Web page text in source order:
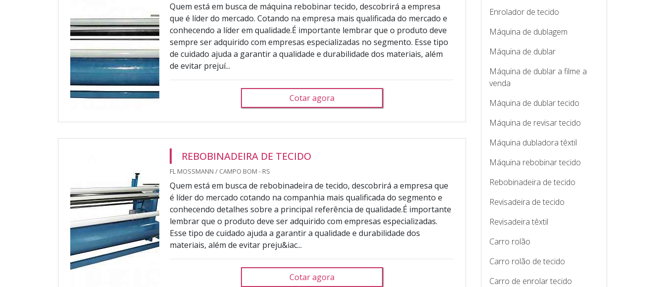
Quem está em busca de máquina rebobinar tecido, descobrirá a empresa
que é líder do mercado. Cotando na empresa mais qualificada do mercado e
conhecendo a líder em qualidade.É importante lembrar que o produto deve
sempre ser adquirido com empresas especializadas no segmento. Esse tipo
de cuidado ajuda a garantir a qualidade e durabilidade dos materiais, além
de evitar prejuí...
Cotar agora
REBOBINADEIRA DE TECIDO
FL MOSSMANN / CAMPO BOM - RS
Quem está em busca de rebobinadeira de tecido, descobrirá a empresa que
é líder do mercado cotando na companhia mais qualificada do segmento e
conhecendo detalhes sobre a principal referência de qualidade.É importante
lembrar que o produto deve ser adquirido com empresas especializadas.
Esse tipo de cuidado ajuda a garantir a qualidade e durabilidade dos
materiais, além de evitar preju&iac...
Cotar agora
Enrolador de tecido
Máquina de dublagem
Máquina de dublar
Máquina de dublar a filme a
venda
Máquina de dublar tecido
Máquina de revisar tecido
Máquina dubladora têxtil
Máquina rebobinar tecido
Rebobinadeira de tecido
Revisadeira de tecido
Revisadeira têxtil
Carro rolão
Carro rolão de tecido
Carro de enrolar tecido